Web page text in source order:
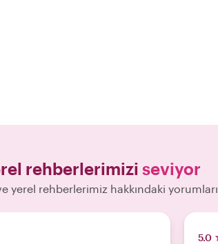
rehberlerimizi seviyor
yerel rehberlerimiz hakkındaki yorumları
5.0